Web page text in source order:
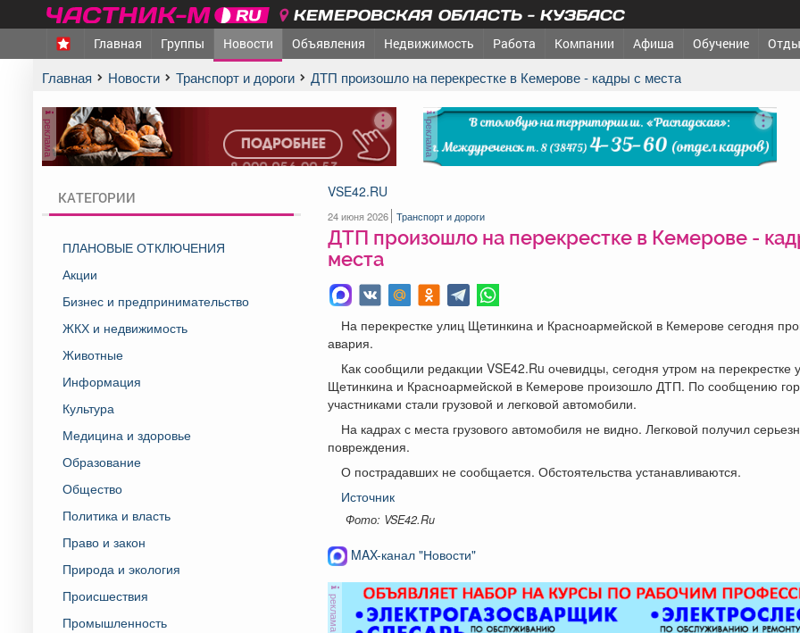
КЕМЕРОВСКАЯ ОБЛАСТЬ - КУЗБАСС
Главная Группы Новости Объявления Недвижимость Работа Компании Афиша Обучение
Главная Новости Транспорт и дороги ДТП произошло на перекрестке в Кемерове - кадры с места
реклама реклама
КАТЕГОРИИ
ПЛАНОВЫЕ ОТКЛЮЧЕНИЯ
Акции
Бизнес и предпринимательство
ЖКХ и недвижимость
Животные
Информация
Культура
Медицина и здоровье
Образование
Общество
Политика и власть
Право и закон
Природа и экология
Происшествия
Промышленность
VSE42.RU
24 июня 2026 Транспорт и дороги
ДТП произошло на перекрестке в Кемерове -
места
На перекрестке улиц Щетинкина и Красноармейской в Кемерове сегодня
авария.
Как сообщили редакции VSE42.Ru очевидцы, сегодня утром на перекрестке
Щетинкина и Красноармейской в Кемерове произошло ДТП. По сообщению
участниками стали грузовой и легковой автомобили.
На кадрах с места грузового автомобиля не видно. Легковой получил
повреждения.
О пострадавших не сообщается. Обстоятельства устанавливаются.
Источник
Фото: VSE42.Ru
MAX-канал "Новости"
реклама